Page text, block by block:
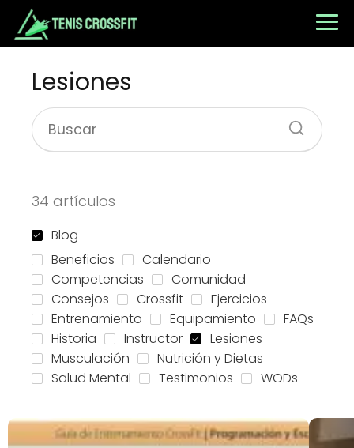
Lesiones
34 artículos
Blog
Beneficios
Calendario
Competencias
Comunidad
Consejos
Crossfit
Ejercicios
Entrenamiento
Equipamiento
FAQs
Historia
Instructor
Lesiones
Musculación
Nutrición y Dietas
Salud Mental
Testimonios WODs